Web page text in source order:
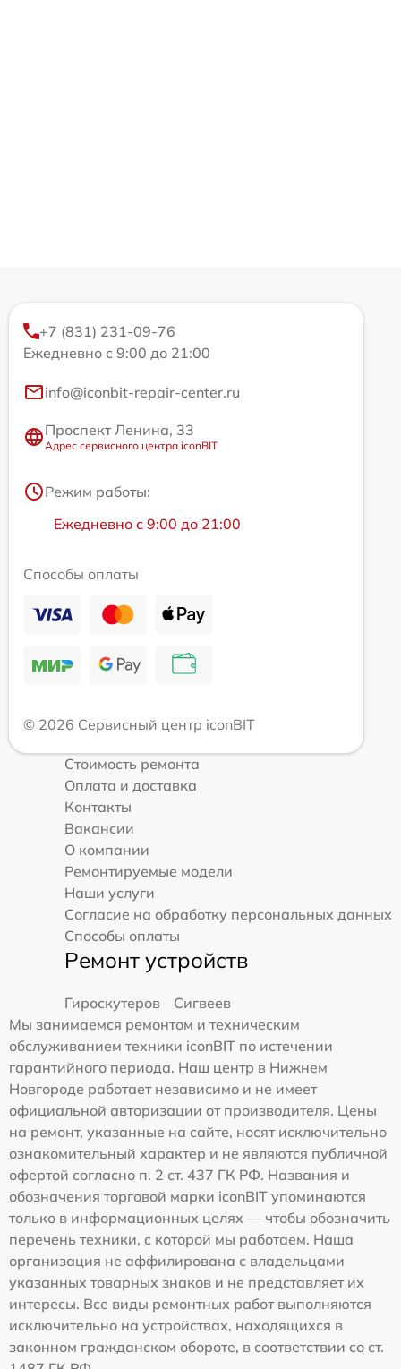
+7 (831) 231-09-76
Ежедневно с 9:00 до 21:00
info@iconbit-repair-center.ru
Проспект Ленина, 33
Адрес сервисного центра iconBIT
Режим работы:
Ежедневно с 9:00 до 21:00
Способы оплаты
© 2026 Сервисный центр iconBIT
Стоимость ремонта
Оплата и доставка
Контакты
Вакансии
О компании
Ремонтируемые модели
Наши услуги
Согласие на обработку персональных данных
Способы оплаты
Ремонт устройств
Гироскутеров
Сигвеев
Мы занимаемся ремонтом и техническим
обслуживанием техники iconBIT по истечении
гарантийного периода. Наш центр в Нижнем
Новгороде работает независимо и не имеет
официальной авторизации от производителя. Цены
на ремонт, указанные на сайте, носят исключительно
ознакомительный характер и не являются публичной
офертой согласно п. 2 ст. 437 ГК РФ. Названия и
обозначения торговой марки iconBIT упоминаются
только в информационных целях — чтобы обозначить
перечень техники, с которой мы работаем. Наша
организация не аффилирована с владельцами
указанных товарных знаков и не представляет их
интересы. Все виды ремонтных работ выполняются
исключительно на устройствах, находящихся в
законном гражданском обороте, в соответствии со ст.